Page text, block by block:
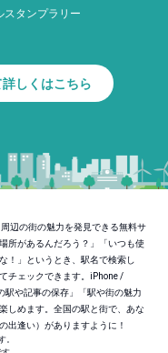
タンプラリー
しくはこちら
辺の街の魅力を発見できる無料サ
所があるんだろう？」「いつも使
！」というとき、駅名で検索し
チェックできます。iPhone /
や記事の保存」「駅や街の魅力
しめます。全国の駅と街で、あな
出逢い）がありますように！
。